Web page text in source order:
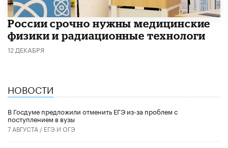
России срочно нужны медицинские
физики и радиационные технологи
12 ДЕКАБРЯ
НОВОСТИ
В Госдуме предложили отменить ЕГЭ из-за проблем с
поступлением в вузы
7 АВГУСТА / ЕГЭ И ОГЭ